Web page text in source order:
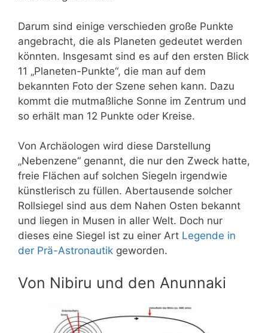
Darum sind einige verschieden große Punkte
angebracht, die als Planeten gedeutet werden
könnten. Insgesamt sind es auf den ersten Blick
11 „Planeten-Punkte“, die man auf dem
bekannten Foto der Szene sehen kann. Dazu
kommt die mutmaßliche Sonne im Zentrum und
so erhält man 12 Punkte oder Kreise.
Von Archäologen wird diese Darstellung
„Nebenzene“ genannt, die nur den Zweck hatte,
freie Flächen auf solchen Siegeln irgendwie
künstlerisch zu füllen. Abertausende solcher
Rollsiegel sind aus dem Nahen Osten bekannt
und liegen in Musen in aller Welt. Doch nur
dieses eine Siegel ist zu einer Art Legende in
der Prä-Astronautik geworden.
Von Nibiru und den Anunnaki